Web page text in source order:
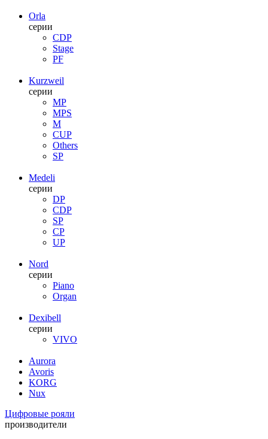
Orla
серии
CDP
Stage
PF
Kurzweil
серии
MP
MPS
M
CUP
Others
SP
Medeli
серии
DP
CDP
SP
CP
UP
Nord
серии
Piano
Organ
Dexibell
серии
VIVO
Aurora
Avoris
KORG
Nux
Цифровые рояли
производители